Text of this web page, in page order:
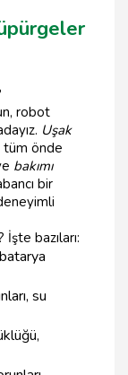
robot
Uşak
tüm önde
bakımı
bir
bazıları:
su